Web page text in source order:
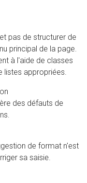
pas de structurer de
principal de la page.
à l'aide de classes
listes appropriées.
des défauts de
de format n'est
sa saisie.